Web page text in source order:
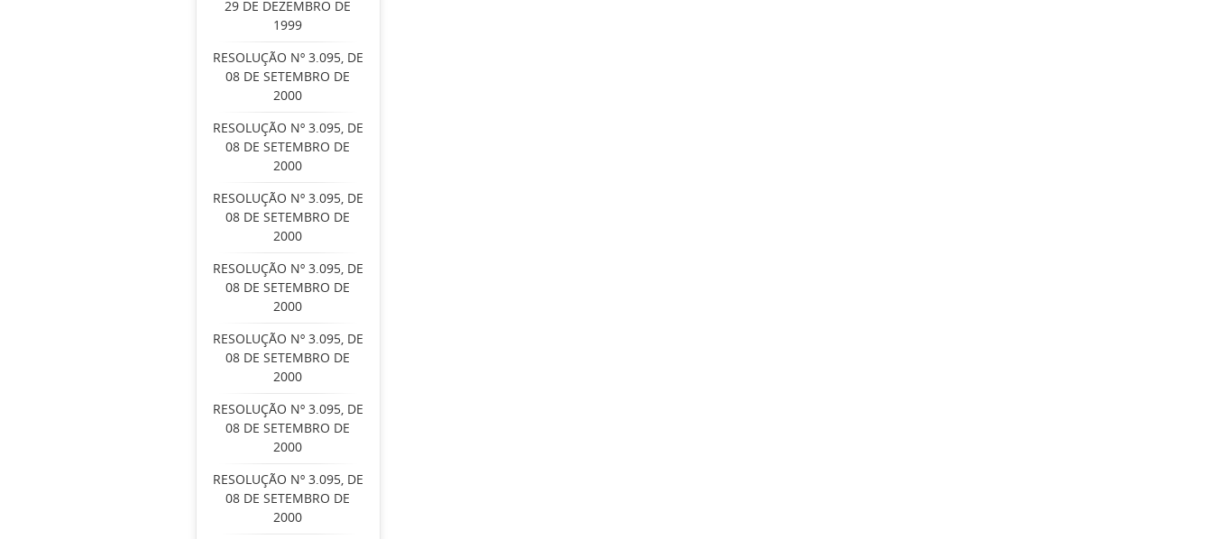
29 DE DEZEMBRO DE
1999
RESOLUÇÃO Nº 3.095, DE
08 DE SETEMBRO DE
2000
RESOLUÇÃO Nº 3.095, DE
08 DE SETEMBRO DE
2000
RESOLUÇÃO Nº 3.095, DE
08 DE SETEMBRO DE
2000
RESOLUÇÃO Nº 3.095, DE
08 DE SETEMBRO DE
2000
RESOLUÇÃO Nº 3.095, DE
08 DE SETEMBRO DE
2000
RESOLUÇÃO Nº 3.095, DE
08 DE SETEMBRO DE
2000
RESOLUÇÃO Nº 3.095, DE
08 DE SETEMBRO DE
2000